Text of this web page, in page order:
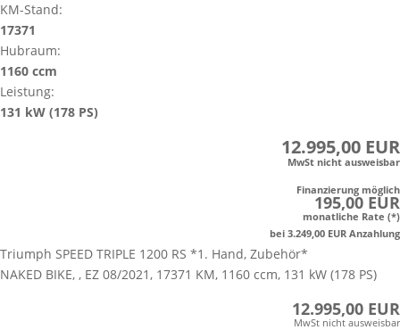
KM-Stand:
17371
Hubraum:
1160 ccm
Leistung:
131 kW (178 PS)
12.995,00 EUR
MwSt nicht ausweisbar
Finanzierung möglich
195,00 EUR
monatliche Rate (*)
bei 3.249,00 EUR Anzahlung
Triumph SPEED TRIPLE 1200 RS *1. Hand, Zubehör*
NAKED BIKE, , EZ 08/2021, 17371 KM, 1160 ccm, 131 kW (178 PS)
12.995,00 EUR
MwSt nicht ausweisbar